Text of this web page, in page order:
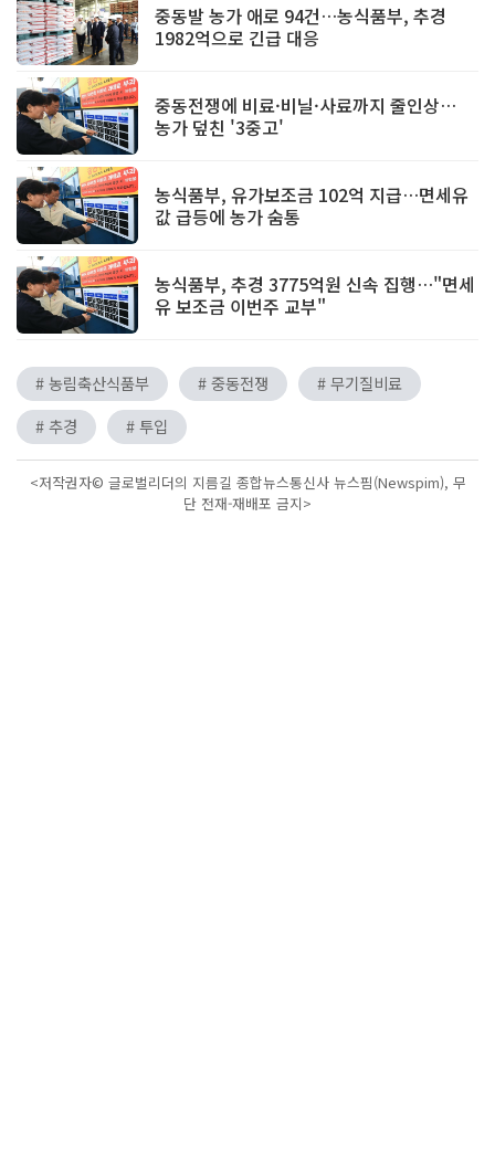
중동발 농가 애로 94건…농식품부, 추경
1982억으로 긴급 대응
중동전쟁에 비료·비닐·사료까지 줄인상…
농가 덮친 '3중고'
농식품부, 유가보조금 102억 지급…면세유
값 급등에 농가 숨통
농식품부, 추경 3775억원 신속 집행…"면세
유 보조금 이번주 교부"
# 농림축산식품부 # 중동전쟁
# 무기질비료
# 추경
# 투입
<저작권자© 글로벌리더의 지름길 종합뉴스통신사 뉴스핌(Newspim), 무
단 전재-재배포 금지>